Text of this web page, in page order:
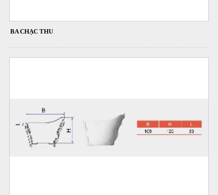
BA CHẠC THU